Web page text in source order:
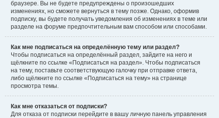
браузере. Вы не будете предупреждены о произошедших
изменениях, но сможете вернуться в тему позже. Однако, оформив
подписку, вы будете получать уведомления об изменениях в теме или
разделе на форуме предпочтительным вам способом или способами.
Как мне подписаться на определённую тему или раздел?
Чтобы подписаться на определённый раздел, зайдите на него и
щёлкните по ссылке «Подписаться на раздел». Чтобы подписаться
на тему, поставьте соответствующую галочку при отправке ответа,
либо щёлкните по ссылке «Подписаться на тему» на странице
просмотра темы.
Как мне отказаться от подписки?
Для отказа от подписки перейдите в вашу личную панель управления